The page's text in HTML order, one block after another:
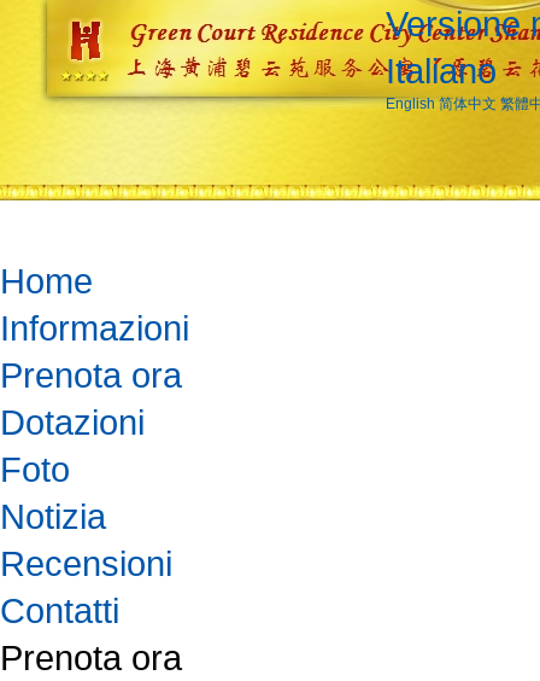
Versione
Italiano
English 简体中文 繁體
Home
Informazioni
Prenota ora
Dotazioni
Foto
Notizia
Recensioni
Contatti
Prenota ora